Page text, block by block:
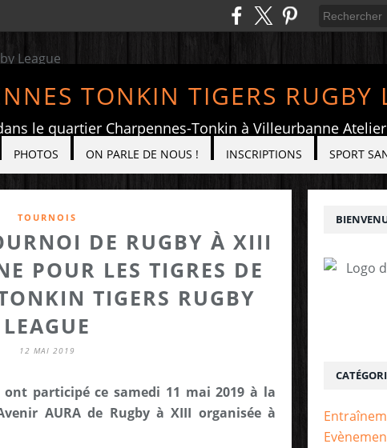
TONKIN TIGERS RUGBY
le quartier Charpennes-Tonkin à Villeurbanne
PHOTOS ON PARLE DE NOUS ! INSCRIPTIONS SPORT
TOURNOIS
DE RUGBY À XIII
POUR LES TIGRES DE
TIGERS RUGBY
LEAGUE
12 MAI 2019
ont participé ce samedi 11 mai 2019 à la
AURA de Rugby à XIII organisée à